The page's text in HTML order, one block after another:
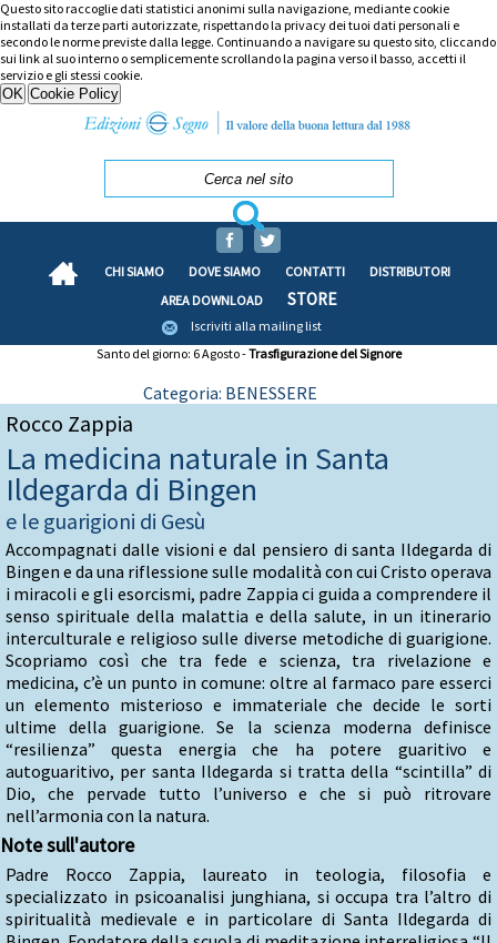
Questo sito raccoglie dati statistici anonimi sulla navigazione, mediante cookie
installati da terze parti autorizzate, rispettando la privacy dei tuoi dati personali e
secondo le norme previste dalla legge. Continuando a navigare su questo sito, cliccando
sui link al suo interno o semplicemente scrollando la pagina verso il basso, accetti il
servizio e gli stessi cookie.
CHI SIAMO DOVE SIAMO CONTATTI
DISTRIBUTORI
AREA DOWNLOAD
STORE
Iscriviti alla mailing list
Santo del giorno: 6 Agosto -Trasfigurazione del Signore
Categoria: BENESSERE
Rocco Zappia
La medicina naturale in Santa
Ildegarda di Bingen
e le guarigioni di Gesù
Accompagnati dalle visioni e dal pensiero di santa Ildegarda di
Bingen e da una riflessione sulle modalità con cui Cristo operava
i miracoli e gli esorcismi, padre Zappia ci guida a comprendere il
senso spirituale della malattia e della salute, in un itinerario
interculturale e religioso sulle diverse metodiche di guarigione.
Scopriamo così che tra fede e scienza, tra rivelazione e
medicina, c’è un punto in comune: oltre al farmaco pare esserci
un elemento misterioso e immateriale che decide le sorti
ultime della guarigione. Se la scienza moderna definisce
“resilienza” questa energia che ha potere guaritivo e
autoguaritivo, per santa Ildegarda si tratta della “scintilla” di
Dio, che pervade tutto l’universo e che si può ritrovare
nell’armonia con la natura.
Note sull'autore
Padre Rocco Zappia, laureato in teologia, filosofia e
specializzato in psicoanalisi junghiana, si occupa tra l’altro di
spiritualità medievale e in particolare di Santa Ildegarda di